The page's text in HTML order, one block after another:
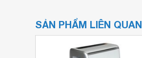
SẢN PHẨM LIÊN QUAN